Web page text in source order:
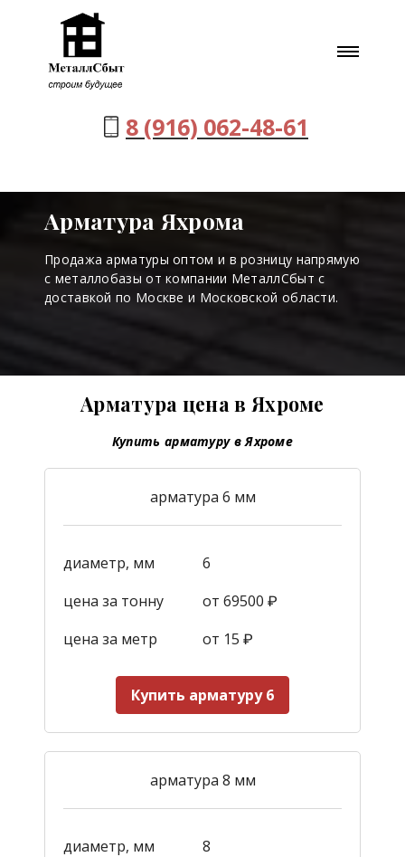
8 (916) 062-48-61
Арматура Яхрома
Продажа арматуры оптом и в розницу напрямую
с металлобазы от компании МеталлСбыт с
доставкой по Москве и Московской области.
Арматура цена в Яхроме
Купить арматуру в Яхроме
арматура 6 мм
диаметр, мм
6
цена за тонну
от 69500 ₽
цена за метр
от 15 ₽
Купить арматуру 6
арматура 8 мм
диаметр, мм
8